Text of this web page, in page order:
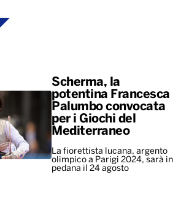
Scherma, la
potentina Francesca
Palumbo convocata
per i Giochi del
Mediterraneo
La fiorettista lucana, argento
olimpico a Parigi 2024, sarà in
pedana il 24 agosto